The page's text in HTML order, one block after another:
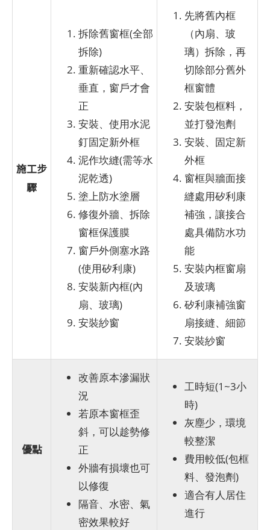
施工步
驟
拆除舊窗框(全部
拆除)
重新確認水平、
垂直，窗戶才會
正
安裝、使用水泥
釘固定新外框
泥作坎縫(需等水
泥乾透)
塗上防水塗層
修復外牆、拆除
窗框保護膜
窗戶外側塞水路
(使用矽利康)
安裝新內框(內
扇、玻璃)
安裝紗窗
先將舊內框
（內扇、玻
璃）拆除，再
切除部分舊外
框窗體
安裝包框料，
並打發泡劑
安裝、固定新
外框
窗框與牆面接
縫處用矽利康
補強，讓接合
處具備防水功
能
安裝內框窗扇
及玻璃
矽利康補強窗
扇接縫、細節
安裝紗窗
優點
改善原本滲漏狀
況
若原本窗框歪
斜，可以趁勢修
正
外牆有損壞也可
以修復
隔音、水密、氣
密效果較好
工時短(1~3小
時)
灰塵少，環境
較整潔
費用較低(包框
料、發泡劑)
適合有人居住
進行